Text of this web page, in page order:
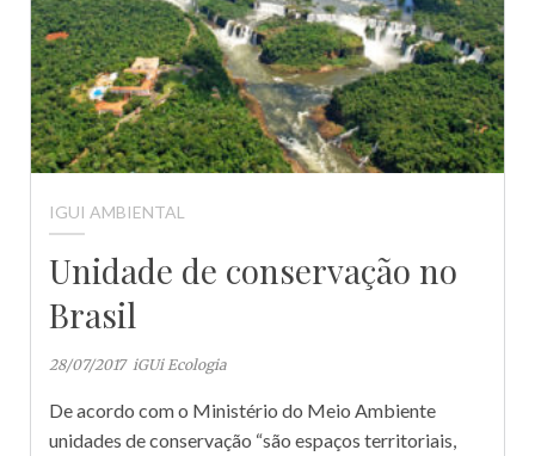
IGUI AMBIENTAL
Unidade de conservação no
Brasil
28/07/2017 iGUi Ecologia
De acordo com o Ministério do Meio Ambiente
unidades de conservação “são espaços territoriais,